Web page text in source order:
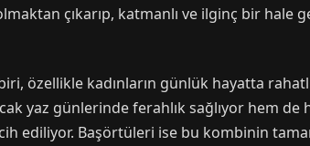
çıkarıp, katmanlı ve ilginç bir hale
özellikle kadınların günlük hayatta
yaz günlerinde ferahlık sağlıyor hem de
ediliyor. Başörtüleri ise bu kombinin